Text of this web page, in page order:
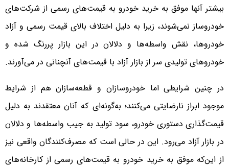
بیشتر آنها موفق به خرید خودرو به قیمت‌های رسمی از شرکت‌های
خودروساز نمی‌شوند، زیرا به دلیل اختلاف بالای قیمت رسمی و آزاد
خودروها، نقش واسطه‌ها و دلالان در این بازار پررنگ شده و
خودروهای تولیدی سر از بازار آزاد با قیمت‌های آنچنانی در می‌آورند.
در چنین شرایطی اما خودروسازان و قطعه‌سازان هم از شرایط
موجود ابراز نارضایتی می‌کنند؛ به‌گونه‌ای که آنان معتقدند به دلیل
قیمت‌گذاری دستوری خودرو، سود تولید به جیب واسطه‌ها و دلالان
در بازار آزاد می‌رود. این در حالی است که مصرف‌کنندگان واقعی نیز
از این‌که موفق به خرید خودرو به قیمت‌های رسمی از کارخانه‌های